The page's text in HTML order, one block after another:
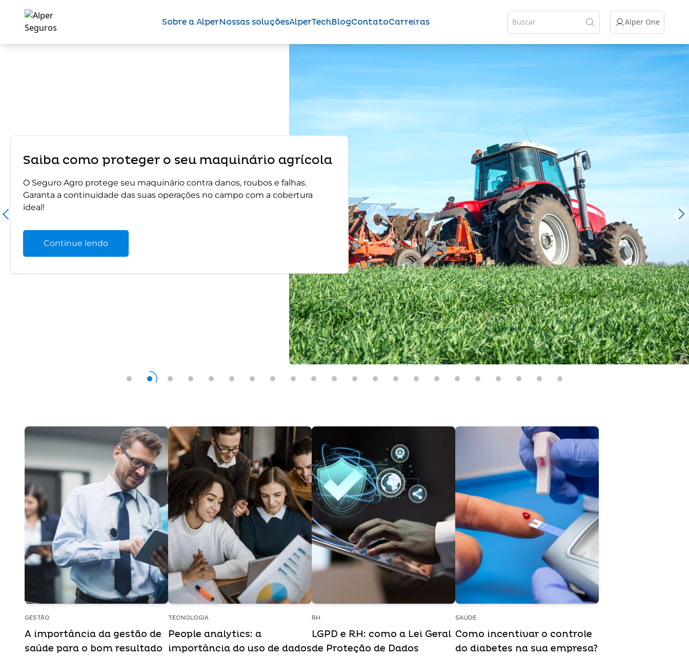
Sobre a AlperNossas soluçõesAlperTechBlogContatoCarreiras Alper One
Saiba como proteger o seu maquinário agrícola
O Seguro Agro protege seu maquinário contra danos, roubos e falhas.
Garanta a continuidade das suas operações no campo com a cobertura
ideal!
Continue lendo
GESTÃO
A importância da gestão de
saúde para o bom resultado
TECNOLOGIA
People analytics: a
importância do uso de dados
RH
LGPD e RH: como a Lei Geral
de Proteção de Dados
SAÚDE
Como incentivar o controle
do diabetes na sua empresa?